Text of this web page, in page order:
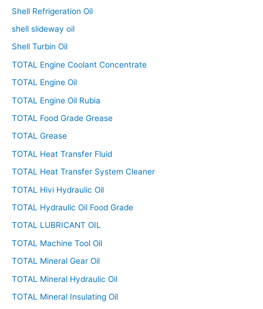
Shell Refrigeration Oil
shell slideway oil
Shell Turbin Oil
TOTAL Engine Coolant Concentrate
TOTAL Engine Oil
TOTAL Engine Oil Rubia
TOTAL Food Grade Grease
TOTAL Grease
TOTAL Heat Transfer Fluid
TOTAL Heat Transfer System Cleaner
TOTAL Hivi Hydraulic Oil
TOTAL Hydraulic Oil Food Grade
TOTAL LUBRICANT OIL
TOTAL Machine Tool Oil
TOTAL Mineral Gear Oil
TOTAL Mineral Hydraulic Oil
TOTAL Mineral Insulating Oil